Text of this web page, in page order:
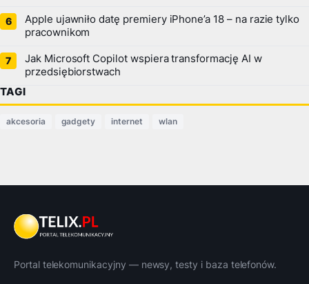
Apple ujawniło datę premiery iPhone’a 18 – na razie tylko
pracownikom
Jak Microsoft Copilot wspiera transformację AI w
przedsiębiorstwach
TAGI
akcesoria gadgety internet wlan
Portal telekomunikacyjny — newsy, testy i baza telefonów.